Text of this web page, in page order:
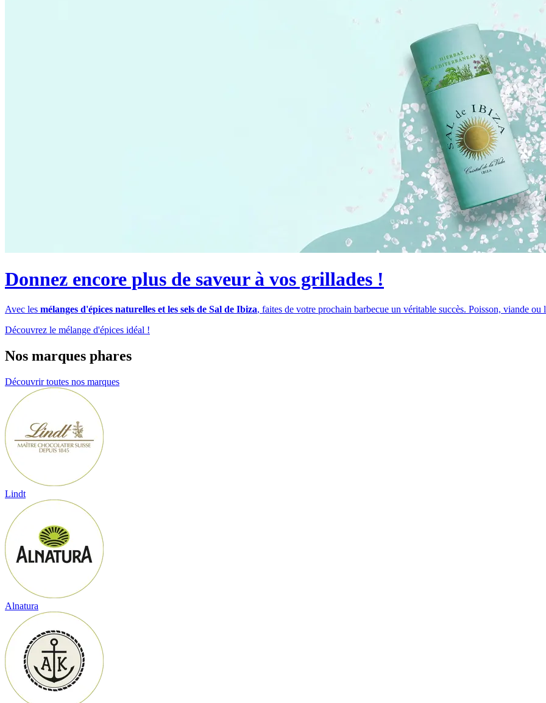
Donnez encore plus de saveur à vos grillades !
Avec les mélanges d'épices naturelles et les sels de Sal de Ibiza, faites de votre prochain barbecue un véritable succès. Poisson, viande
Découvrez le mélange d'épices idéal !
Nos marques phares
Découvrir toutes nos marques
Lindt
Alnatura